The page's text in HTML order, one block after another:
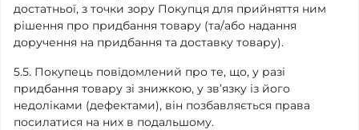
достатньої, з точки зору Покупця для прийняття ним
рішення про придбання товару (та/або надання
доручення на придбання та доставку товару).
5.5. Покупець повідомлений про те, що, у разі
придбання товару зі знижкою, у зв’язку із його
недоліками (дефектами), він позбавляється права
посилатися на них в подальшому.